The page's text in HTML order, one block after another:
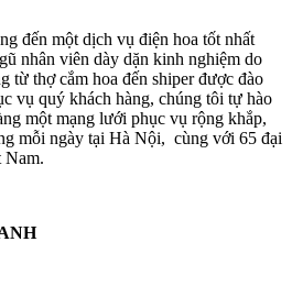
đến một dịch vụ điện hoa tốt nhất
nhân viên dày dặn kinh nghiệm do
từ thợ cắm hoa đến shiper được đào
vụ quý khách hàng, chúng tôi tự hào
một mạng lưới phục vụ rộng khắp,
mỗi ngày tại Hà Nội, cùng với 65 đại
Nam.